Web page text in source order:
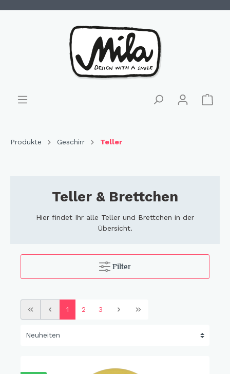
Produkte Geschirr Teller
Teller & Brettchen
Hier findet Ihr alle Teller und Brettchen in der
Übersicht.
Filter
1 2 3